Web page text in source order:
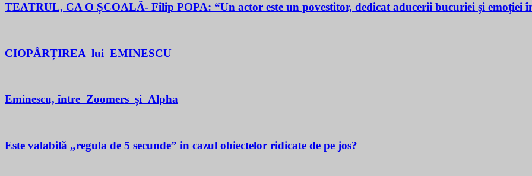
TEATRUL, CA O ȘCOALĂ- Filip POPA: “Un actor este un povestitor, dedicat aducerii bucuriei și emoției
CIOPÂRȚIREA lui EMINESCU
Eminescu, între Zoomers și Alpha
Este valabilă „regula de 5 secunde” in cazul obiectelor ridicate de pe jos?